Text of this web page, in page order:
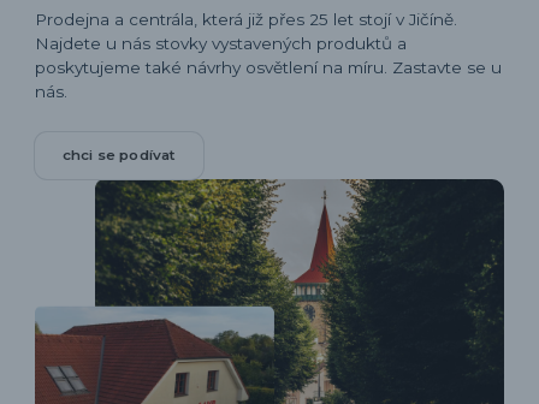
Prodejna a centrála, která již přes 25 let stojí v Jičíně.
Najdete u nás stovky vystavených produktů a
poskytujeme také návrhy osvětlení na míru. Zastavte se u
nás.
chci se podívat